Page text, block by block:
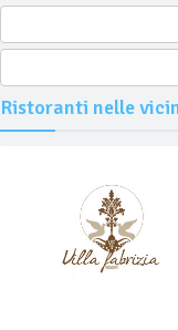
Ristoranti nelle